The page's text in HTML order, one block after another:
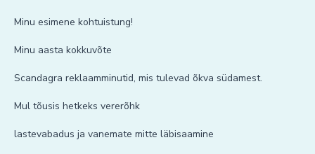
Minu esimene kohtuistung!
Minu aasta kokkuvõte
Scandagra reklaamminutid, mis tulevad õkva südamest.
Mul tõusis hetkeks vererõhk
lastevabadus ja vanemate mitte läbisaamine